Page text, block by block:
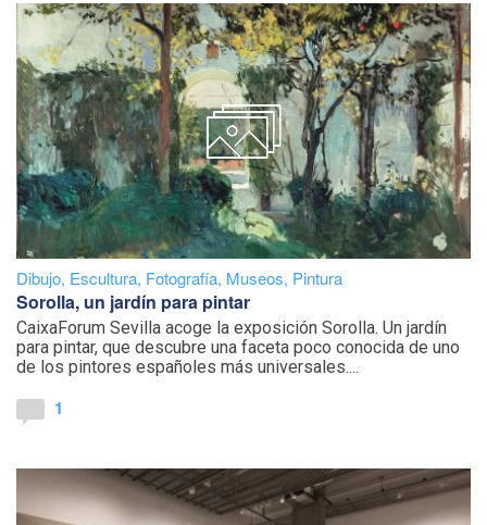
Dibujo, Escultura, Fotografía, Museos, Pintura
Sorolla, un jardín para pintar
CaixaForum Sevilla acoge la exposición Sorolla. Un jardín
para pintar, que descubre una faceta poco conocida de uno
de los pintores españoles más universales....
1